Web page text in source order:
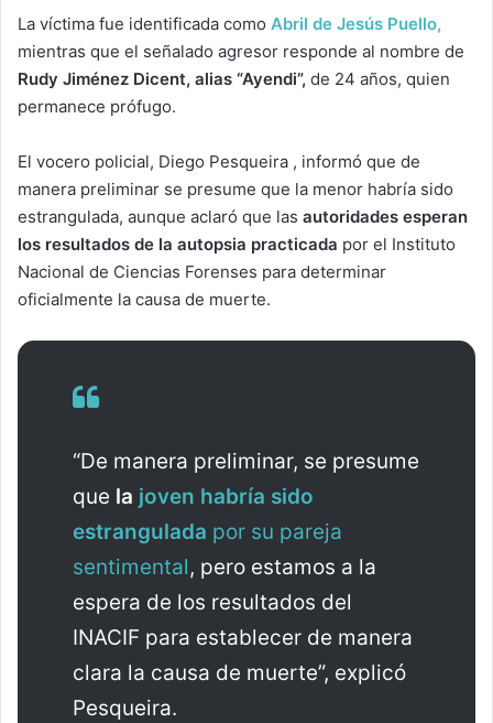
La víctima fue identificada como Abril de Jesús Puello,
mientras que el señalado agresor responde al nombre de
Rudy Jiménez Dicent, alias “Ayendi”, de 24 años, quien
permanece prófugo.
El vocero policial, Diego Pesqueira , informó que de
manera preliminar se presume que la menor habría sido
estrangulada, aunque aclaró que las autoridades esperan
los resultados de la autopsia practicada por el Instituto
Nacional de Ciencias Forenses para determinar
oficialmente la causa de muerte.
“De manera preliminar, se presume
que la joven habría sido
estrangulada por su pareja
sentimental, pero estamos a la
espera de los resultados del
INACIF para establecer de manera
clara la causa de muerte”, explicó
Pesqueira.